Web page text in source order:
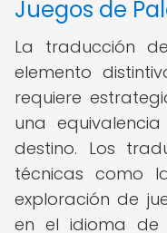
Juegos de
La traducción
elemento
requiere
una
destino. Los
técnicas como
exploración de
en el idioma de